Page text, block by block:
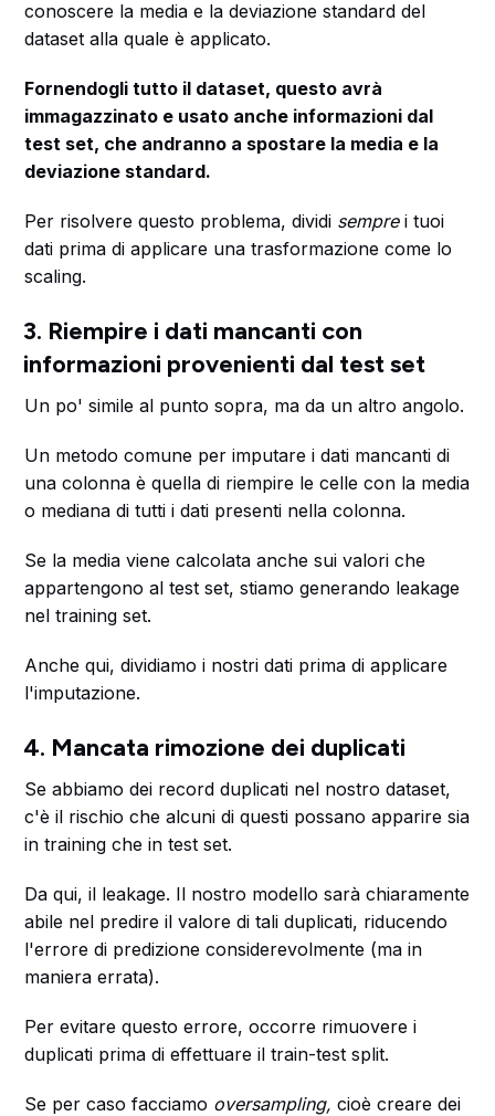
conoscere la media e la deviazione standard del
dataset alla quale è applicato.
Fornendogli tutto il dataset, questo avrà
immagazzinato e usato anche informazioni dal
test set, che andranno a spostare la media e la
deviazione standard.
Per risolvere questo problema, dividi semprei tuoi
dati prima di applicare una trasformazione come lo
scaling.
3. Riempire i dati mancanti con
informazioni provenienti dal test set
Un po' simile al punto sopra, ma da un altro angolo.
Un metodo comune per imputare i dati mancanti di
una colonna è quella di riempire le celle con la media
o mediana di tutti i dati presenti nella colonna.
Se la media viene calcolata anche sui valori che
appartengono al test set, stiamo generando leakage
nel training set.
Anche qui, dividiamo i nostri dati prima di applicare
l'imputazione.
4. Mancata rimozione dei duplicati
Se abbiamo dei record duplicati nel nostro dataset,
c'è il rischio che alcuni di questi possano apparire sia
in training che in test set.
Da qui, il leakage. Il nostro modello sarà chiaramente
abile nel predire il valore di tali duplicati, riducendo
l'errore di predizione considerevolmente (ma in
maniera errata).
Per evitare questo errore, occorre rimuovere i
duplicati prima di effettuare il train-test split.
Se per caso facciamo oversampling,cioè creare dei